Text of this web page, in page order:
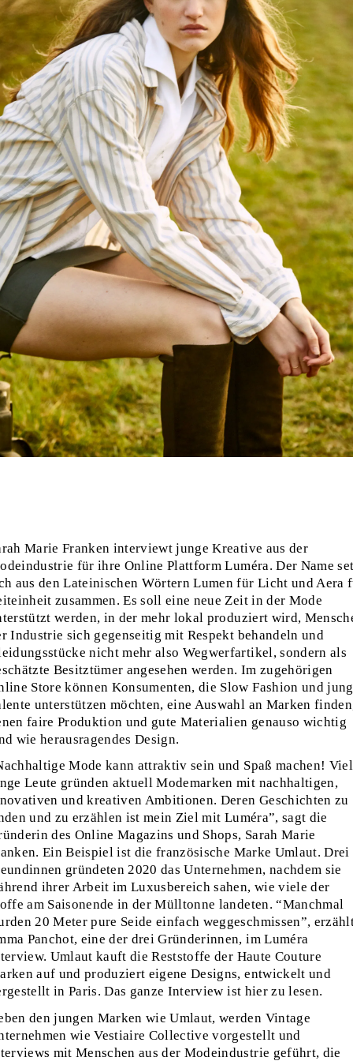
Marie Franken interviewt junge Kreative aus der
für ihre Online Plattform Luméra. Der Name
aus den Lateinischen Wörtern Lumen für Licht und Aera
zusammen. Es soll eine neue Zeit in der Mode
werden, in der mehr lokal produziert wird,
Industrie sich gegenseitig mit Respekt behandeln und
nicht mehr also Wegwerfartikel, sondern als
Besitztümer angesehen werden. Im zugehörigen
Store können Konsumenten, die Slow Fashion und
unterstützen möchten, eine Auswahl an Marken
faire Produktion und gute Materialien genauso wichtig
wie herausragendes Design.
Mode kann attraktiv sein und Spaß machen!
Leute gründen aktuell Modemarken mit nachhaltigen,
und kreativen Ambitionen. Deren Geschichten zu
und zu erzählen ist mein Ziel mit Luméra”, sagt die
des Online Magazins und Shops, Sarah Marie
Ein Beispiel ist die französische Marke Umlaut. Drei
gründeten 2020 das Unternehmen, nachdem sie
ihrer Arbeit im Luxusbereich sahen, wie viele der
am Saisonende in der Mülltonne landeten. “Manchmal
20 Meter pure Seide einfach weggeschmissen”,
Panchot, eine der drei Gründerinnen, im Luméra
Umlaut kauft die Reststoffe der Haute Couture
auf und produziert eigene Designs, entwickelt und
in Paris. Das ganze Interview ist hier zu lesen.
den jungen Marken wie Umlaut, werden Vintage
wie Vestiaire Collective vorgestellt und
mit Menschen aus der Modeindustrie geführt, die